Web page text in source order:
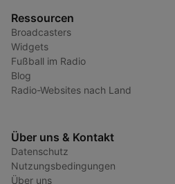
Ressourcen
Broadcasters
Widgets
Fußball im Radio
Blog
Radio-Websites nach Land
Über uns & Kontakt
Datenschutz
Nutzungsbedingungen
Über uns